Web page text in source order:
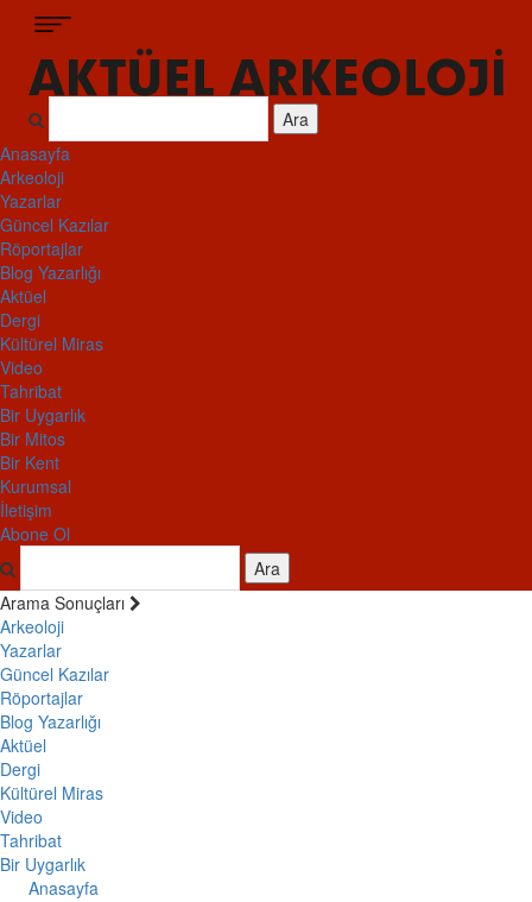
Ara
Anasayfa
Arkeoloji
Yazarlar
Güncel Kazılar
Röportajlar
Blog Yazarlığı
Aktüel
Dergi
Kültürel Miras
Video
Tahribat
Bir Uygarlık
Bir Mitos
Bir Kent
Kurumsal
İletişim
Abone Ol
Ara
Arama Sonuçları
Arkeoloji
Yazarlar
Güncel Kazılar
Röportajlar
Blog Yazarlığı
Aktüel
Dergi
Kültürel Miras
Video
Tahribat
Bir Uygarlık
Anasayfa